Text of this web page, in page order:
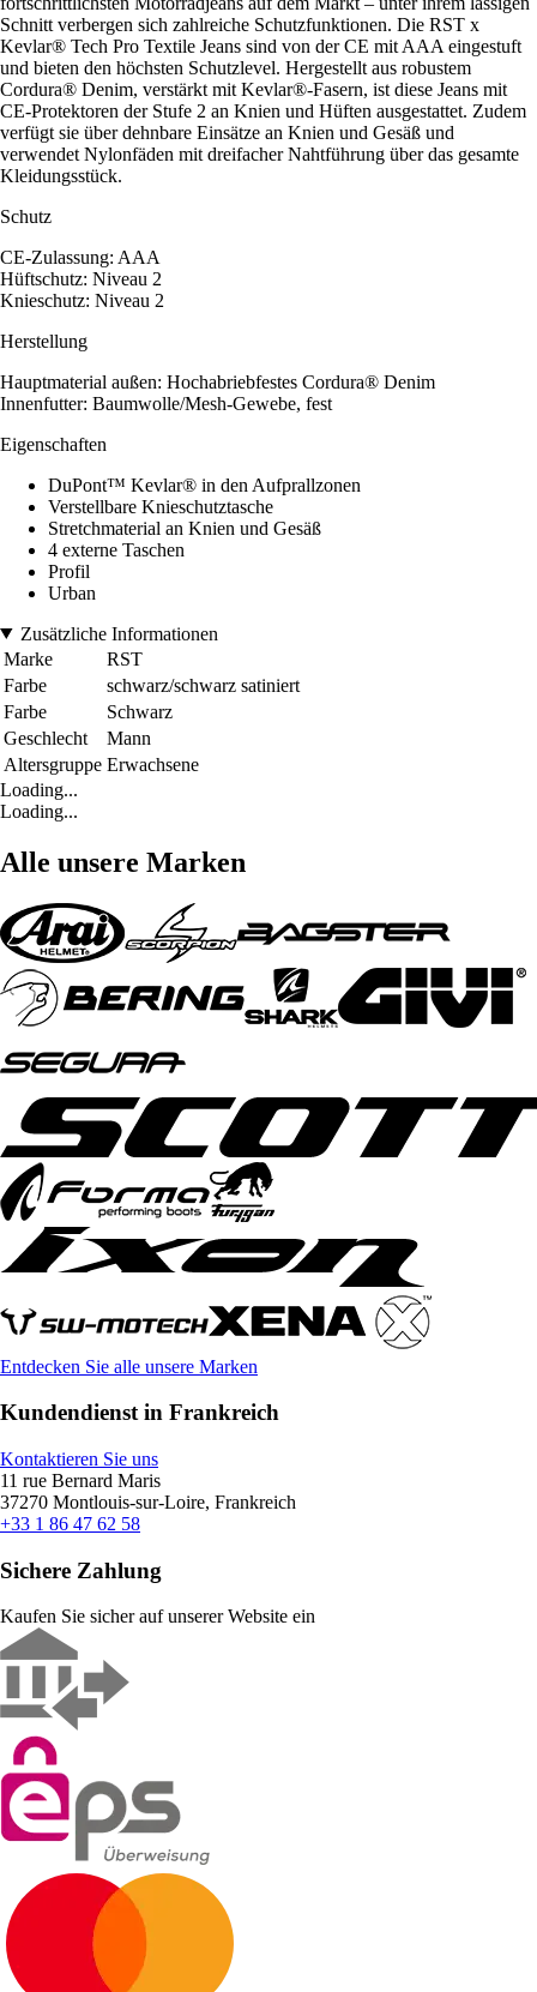
Schnitt verbergen sich zahlreiche Schutzfunktionen. Die RST x
Kevlar® Tech Pro Textile Jeans sind von der CE mit AAA eingestuft
und bieten den höchsten Schutzlevel. Hergestellt aus robustem
Cordura® Denim, verstärkt mit Kevlar®-Fasern, ist diese Jeans mit
CE-Protektoren der Stufe 2 an Knien und Hüften ausgestattet. Zudem
verfügt sie über dehnbare Einsätze an Knien und Gesäß und
verwendet Nylonfäden mit dreifacher Nahtführung über das gesamte
Kleidungsstück.
Schutz
CE-Zulassung: AAA
Hüftschutz: Niveau 2
Knieschutz: Niveau 2
Herstellung
Hauptmaterial außen: Hochabriebfestes Cordura® Denim
Innenfutter: Baumwolle/Mesh-Gewebe, fest
Eigenschaften
DuPont™ Kevlar® in den Aufprallzonen
Verstellbare Knieschutztasche
Stretchmaterial an Knien und Gesäß
4 externe Taschen
Profil
Urban
Zusätzliche Informationen
Marke
RST
Farbe
schwarz/schwarz satiniert
Farbe
Schwarz
Geschlecht
Mann
Altersgruppe Erwachsene
Loading...
Loading...
Alle unsere Marken
Entdecken Sie alle unsere Marken
Kundendienst in Frankreich
Kontaktieren Sie uns
11 rue Bernard Maris
37270 Montlouis-sur-Loire, Frankreich
+33 1 86 47 62 58
Sichere Zahlung
Kaufen Sie sicher auf unserer Website ein